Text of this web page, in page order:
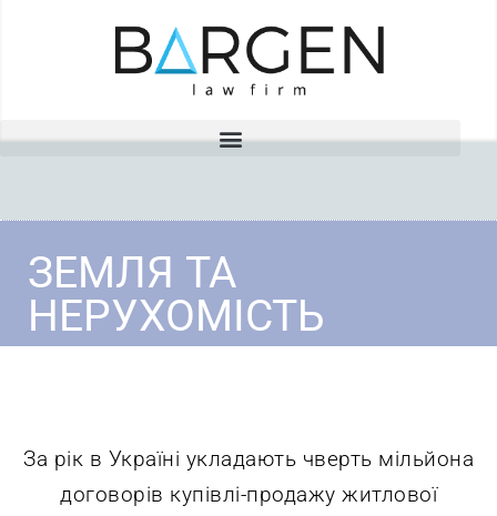
ЗЕМЛЯ ТА
НЕРУХОМІСТЬ
За рік в Україні укладають чверть мільйона
договорів купівлі-продажу житлової